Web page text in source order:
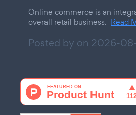
Online commerce is an
overall retail business. Read
Posted by on 2026-